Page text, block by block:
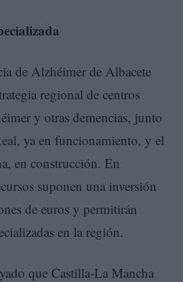
de Alzhéimer de Albacete
regional de centros
y otras demencias, junto
ya en funcionamiento, y el
en construcción. En
suponen una inversión
de euros y permitirán
en la región.
que Castilla-La Mancha